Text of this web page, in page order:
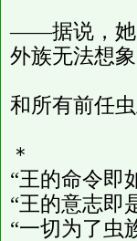
——据说，她
外族无法想
和所有前任
＊
“王的命令即
“王的意志即
“一切为了虫